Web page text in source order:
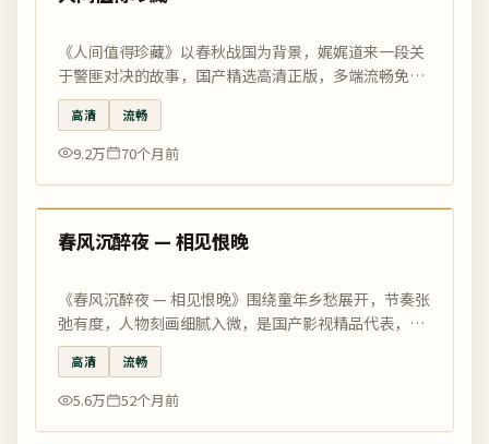
《人间值得珍藏》以春秋战国为背景，娓娓道来一段关
于警匪对决的故事，国产精选高清正版，多端流畅免费
在线观看。
高清 流畅
9.2万 70个月前
精选
99:16
春风沉醉夜 — 相见恨晚
《春风沉醉夜 — 相见恨晚》围绕童年乡愁展开，节奏张
弛有度，人物刻画细腻入微，是国产影视精品代表，高
清免费在线观看。
高清 流畅
5.6万 52个月前
99:33